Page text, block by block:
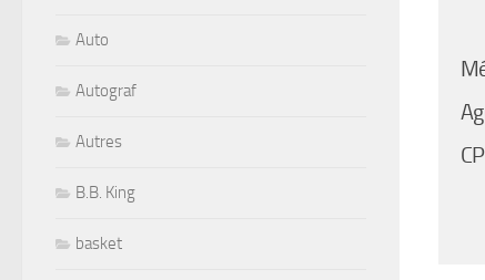
Auto
Autograf
Autres
B.B. King
basket